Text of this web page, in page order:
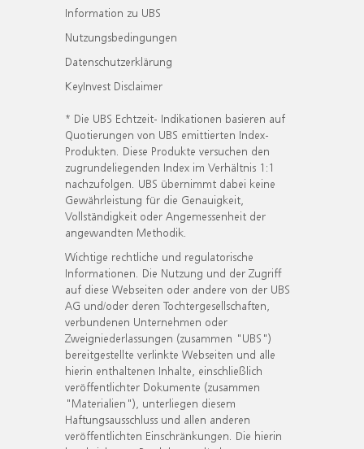
Information zu UBS
Nutzungsbedingungen
Datenschutzerklärung
KeyInvest Disclaimer
* Die UBS Echtzeit- Indikationen basieren auf
Quotierungen von UBS emittierten Index-
Produkten. Diese Produkte versuchen den
zugrundeliegenden Index im Verhältnis 1:1
nachzufolgen. UBS übernimmt dabei keine
Gewährleistung für die Genauigkeit,
Vollständigkeit oder Angemessenheit der
angewandten Methodik.
Wichtige rechtliche und regulatorische
Informationen. Die Nutzung und der Zugriff
auf diese Webseiten oder andere von der UBS
AG und/oder deren Tochtergesellschaften,
verbundenen Unternehmen oder
Zweigniederlassungen (zusammen "UBS")
bereitgestellte verlinkte Webseiten und alle
hierin enthaltenen Inhalte, einschließlich
veröffentlichter Dokumente (zusammen
"Materialien"), unterliegen diesem
Haftungsausschluss und allen anderen
veröffentlichten Einschränkungen. Die hierin